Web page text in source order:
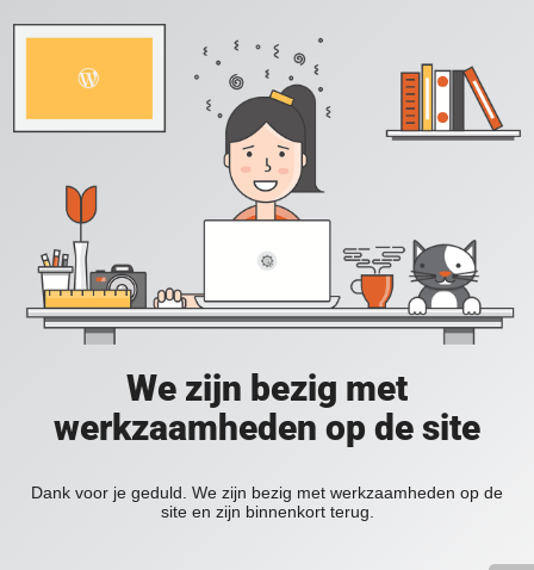
We zijn bezig met
werkzaamheden op de site
Dank voor je geduld. We zijn bezig met werkzaamheden op de
site en zijn binnenkort terug.